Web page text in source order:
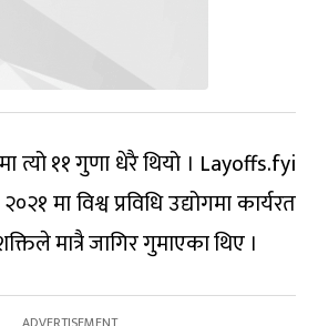
त्यो ११ गुणा धेरै थियो । Layoffs.fyi
मा विश्व प्रविधि उद्योगमा कार्यरत
मात्रै जागिर गुमाएका थिए ।